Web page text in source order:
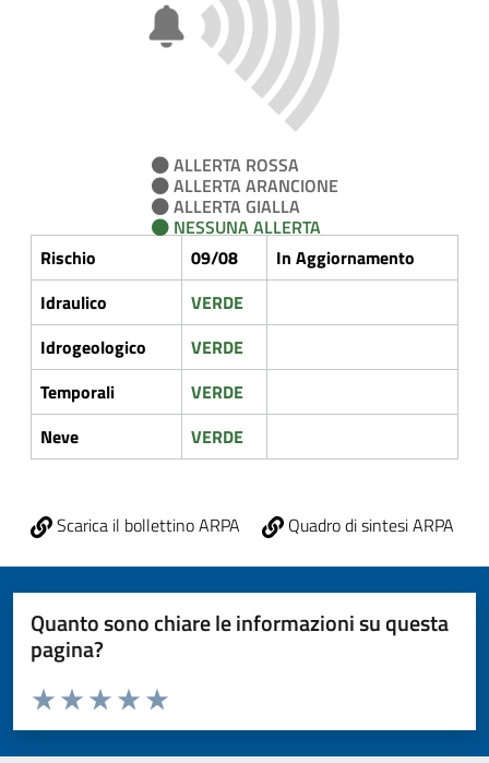
ALLERTA ROSSA
ALLERTA ARANCIONE
ALLERTA GIALLA
NESSUNA ALLERTA
Rischio
09/08
In Aggiornamento
Idraulico
VERDE
Idrogeologico
VERDE
Temporali
VERDE
Neve
VERDE
Scarica il bollettino ARPA Quadro di sintesi ARPA
Quanto sono chiare le informazioni su questa
pagina?
Valuta da 1 a 5 stelle la pagina
Valuta 5 stelle su 5
Valuta 4 stelle su 5
Valuta 3 stelle su 5
Valuta 2 stelle su 5
Valuta 1 stelle su 5